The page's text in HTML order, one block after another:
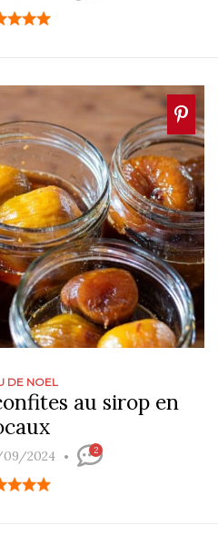
DE NOEL
au sirop en
09/2024 2